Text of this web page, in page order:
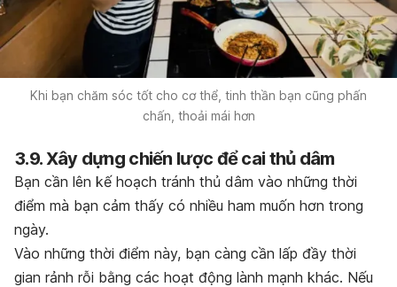
Khi bạn chăm sóc tốt cho cơ thể, tinh thần bạn cũng phấn
chấn, thoải mái hơn
3.9. Xây dựng chiến lược để cai thủ dâm
Bạn cần lên kế hoạch tránh thủ dâm vào những thời
điểm mà bạn cảm thấy có nhiều ham muốn hơn trong
ngày.
Vào những thời điểm này, bạn càng cần lấp đầy thời
gian rảnh rỗi bằng các hoạt động lành mạnh khác. Nếu